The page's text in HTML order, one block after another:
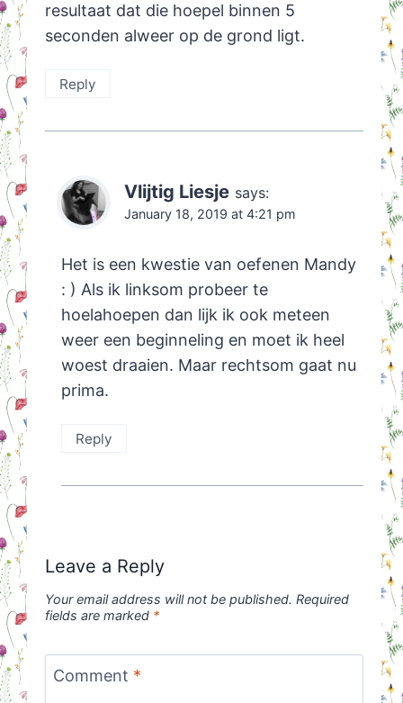
resultaat dat die hoepel binnen 5
seconden alweer op de grond ligt.
Reply
Vlijtig Liesje says:
January 18, 2019 at 4:21 pm
Het is een kwestie van oefenen Mandy
: ) Als ik linksom probeer te
hoelahoepen dan lijk ik ook meteen
weer een beginneling en moet ik heel
woest draaien. Maar rechtsom gaat nu
prima.
Reply
Leave a Reply
Your email address will not be published. Required
fields are marked *
Comment *